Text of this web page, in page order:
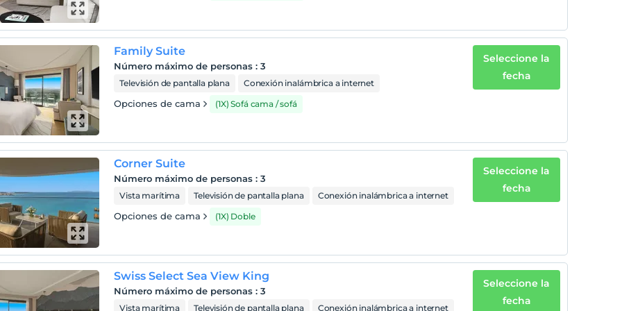
Çeşme Merkezi’ne sadece 5.7 km, İzmir şehir merkezine
ve İzmir Adnan Menderes Uluslararası Havalimanı’na ise 86.5
ideal bir konumda bulunmaktadır. Havalimanına iniş
taksi seçeneğinin yanı sıra otelimizle iletişime geçerek
hizmetimiz hakkında bilgi alabilir, sorunsuz ve lüks bir
tadını çıkararak otelimize ulaşım sağlayabilirsiniz.
Family Suite
Número máximo de personas :3
Televisión de pantalla plana Conexión inalámbrica a internet
Opciones de cama (1X) Sofá cama / sofá
Seleccione la
fecha
Corner Suite
Número máximo de personas :3
Vista marítima Televisión de pantalla plana Conexión inalámbrica a internet
Opciones de cama (1X) Doble
Seleccione la
fecha
Swiss Select Sea View King
Número máximo de personas :3
Vista marítima Televisión de pantalla plana Conexión inalámbrica a internet
Seleccione la
fecha